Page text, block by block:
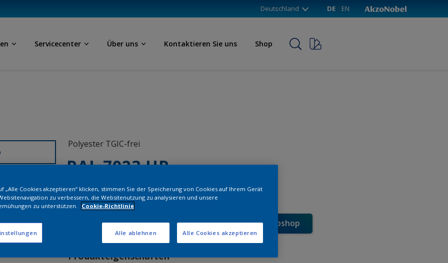
Deutschland DE EN
Servicecenter Über uns Kontaktieren Sie uns Shop
Polyester TGIC-frei
RAL 7023 HR
SL823G
Muster bestellen Bestellen Sie direkt im Webshop
Produkteigenschaften
„Alle Cookies akzeptieren“ klicken, stimmen Sie der Speicherung von Cookies auf Ihrem Gerät
zu verbessern, die Websitenutzung zu analysieren und unsere
zu unterstützen.
Cookie-Richtlinie
Alle ablehnen Alle Cookies akzeptieren